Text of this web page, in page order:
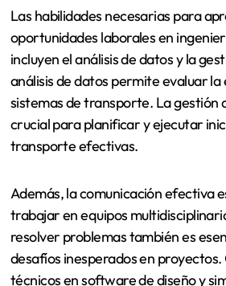
Las habilidades necesarias para
oportunidades laborales en
incluyen el análisis de datos y la
análisis de datos permite evaluar la
sistemas de transporte. La gestión
crucial para planificar y ejecutar
transporte efectivas.
Además, la comunicación efectiva
trabajar en equipos
resolver problemas también es
desafíos inesperados en
técnicos en software de diseño y